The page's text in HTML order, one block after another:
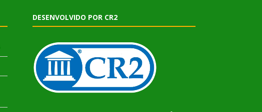
DESENVOLVIDO POR CR2